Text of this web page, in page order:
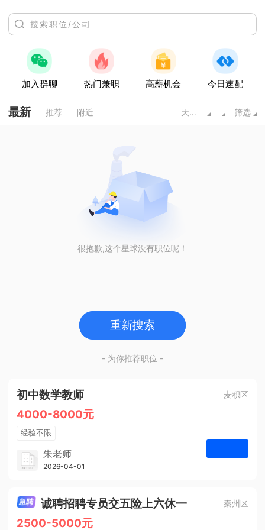
加入群聊 热门兼职 高薪机会 今日速配
最新 推荐 附近 天水甘肃 筛选
很抱歉,这个星球没有职位呢！
重新搜索
- 为你推荐职位 -
初中数学教师 麦积区
4000-8000元
经验不限
学历不限
1人
朱老师
博学启智教育
2026-04-01
诚聘招聘专员交五险上六休一 秦州区
2500-5000元